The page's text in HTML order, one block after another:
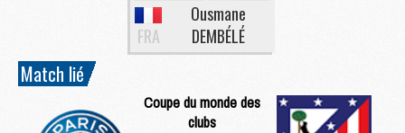
FRA
Ousmane
DEMBÉLÉ
Match lié
Coupe du monde des
clubs